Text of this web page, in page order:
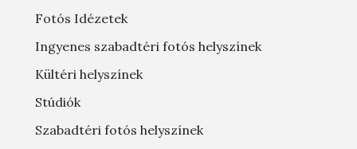
Fotós Idézetek
Ingyenes szabadtéri fotós helyszínek
Kültéri helyszínek
Stúdiók
Szabadtéri fotós helyszínek